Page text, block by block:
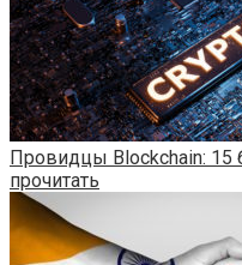
Провидцы Blockchain: 15
прочитать